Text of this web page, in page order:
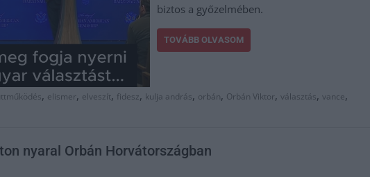
biztos a győzelmében.
TOVÁBB OLVASOM
, elismer, elveszít, fidesz, kulja andrás, orbán, Orbán Viktor, választás, vance,
nyaral Orbán Horvátországban